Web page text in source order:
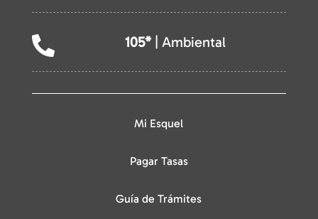
 105* | Ambiental
Mi Esquel
Pagar Tasas
Guía de Trámites